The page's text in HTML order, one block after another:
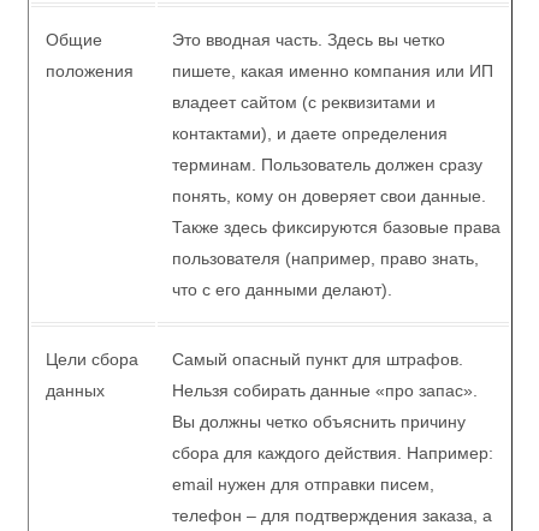
Название
раздела
Описание содержания
Это вводная часть. Здесь вы четко
пишете, какая именно компания или
ИП владеет сайтом (с реквизитами и
контактами), и даете определения
терминам. Пользователь должен
сразу понять, кому он доверяет свои
базовые права пользователя
(например, право знать, что с его
данными делают).
Самый опасный пункт для штрафов.
Нельзя собирать данные «про запас».